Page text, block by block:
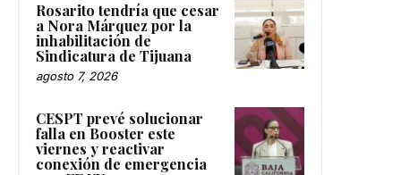
Rosarito tendría que cesar
a Nora Márquez por la
inhabilitación de
Sindicatura de Tijuana
agosto 7, 2026
CESPT prevé solucionar
falla en Booster este
viernes y reactivar
conexión de emergencia